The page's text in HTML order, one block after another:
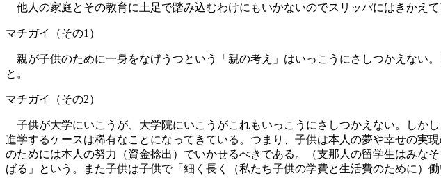
他人の家庭とその教育に土足で踏み込むわけにもいかないのでスリッパにはきかえて
マチガイ（その1）
親が子供のために一身をなげうつという「親の考え」はいっこうにさしつかえない
と。
マチガイ（その2）
子供が大学にいこうが、大学院にいこうがこれもいっこうにさしつかえない。しか
進学するケースは稀有なことになってきている。つまり、子供は本人の夢や幸せの実
のためには本人の努力（資金捻出）でいかせるべきである。（支那人の留学生はみな
ばる」という。また子供は子供で「細く長く（私たち子供の学費と生活費のために）